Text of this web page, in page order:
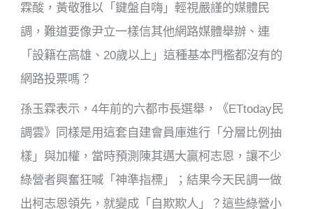
霖酸，黃敬雅以「鍵盤自嗨」輕視嚴謹的媒體民
調，難道要像尹立一樣信其他網路媒體舉辦、連
「設籍在高雄、20歲以上」這種基本門檻都沒有的
網路投票嗎？
孫玉霖表示，4年前的六都市長選舉，《ETtoday民
調雲》同樣是用這套自建會員庫進行「分層比例抽
樣」與加權，當時預測陳其邁大贏柯志恩，讓不少
綠營者興奮狂喊「神準指標」；結果今天民調一做
出柯志恩領先，就變成「自欺欺人」？這些綠營小